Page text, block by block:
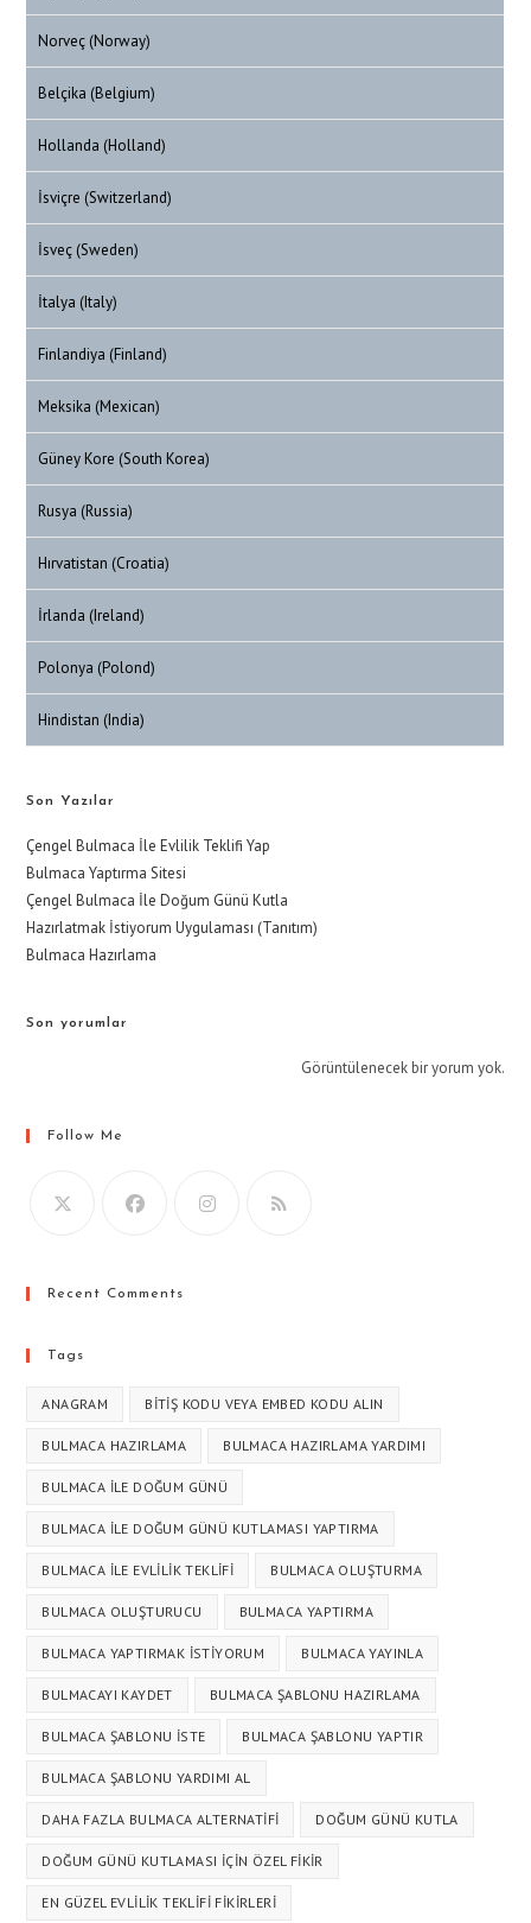
Norveç (Norway)
Belçika (Belgium)
Hollanda (Holland)
İsviçre (Switzerland)
İsveç (Sweden)
İtalya (Italy)
Finlandiya (Finland)
Meksika (Mexican)
Güney Kore (South Korea)
Rusya (Russia)
Hırvatistan (Croatia)
İrlanda (Ireland)
Polonya (Polond)
Hindistan (India)
Son Yazılar
Çengel Bulmaca İle Evlilik Teklifi Yap
Bulmaca Yaptırma Sitesi
Çengel Bulmaca İle Doğum Günü Kutla
Hazırlatmak İstiyorum Uygulaması (Tanıtım)
Bulmaca Hazırlama
Son yorumlar
Görüntülenecek bir yorum yok.
Follow Me
Recent Comments
Tags
ANAGRAM BITIŞ KODU VEYA EMBED KODU ALIN
BULMACA HAZIRLAMA BULMACA HAZIRLAMA YARDIMI
BULMACA ILE DOĞUM GÜNÜ
BULMACA ILE DOĞUM GÜNÜ KUTLAMASI YAPTIRMA
BULMACA ILE EVLILIK TEKLIFI BULMACA OLUŞTURMA
BULMACA OLUŞTURUCU BULMACA YAPTIRMA
BULMACA YAPTIRMAK ISTIYORUM BULMACA YAYINLA
BULMACAYI KAYDET BULMACA ŞABLONU HAZIRLAMA
BULMACA ŞABLONU ISTE BULMACA ŞABLONU YAPTIR
BULMACA ŞABLONU YARDIMI AL
DAHA FAZLA BULMACA ALTERNATIFI DOĞUM GÜNÜ KUTLA
DOĞUM GÜNÜ KUTLAMASI İÇIN ÖZEL FIKIR
EN GÜZEL EVLILIK TEKLIFI FIKIRLERI